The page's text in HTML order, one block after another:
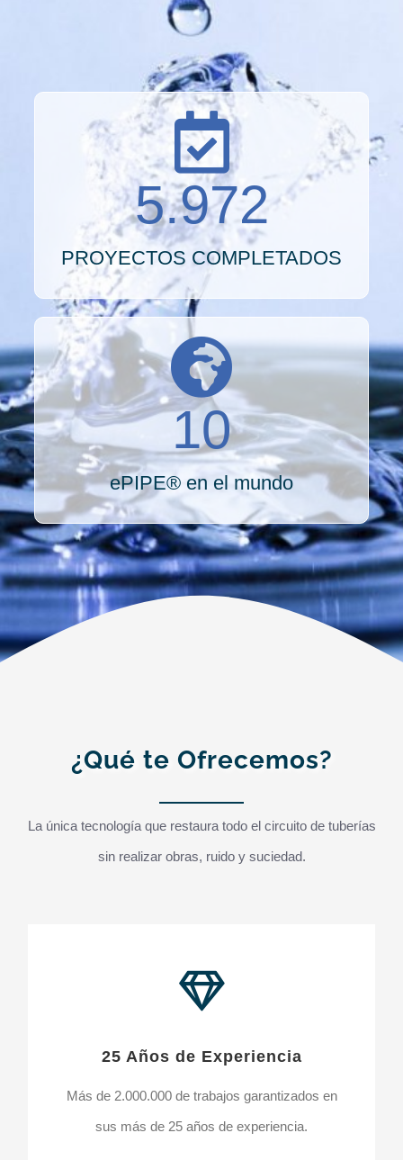
5.972
PROYECTOS COMPLETADOS
10
ePIPE® en el mundo
¿Qué te Ofrecemos?
La única tecnología que restaura todo el circuito de tuberías
sin realizar obras, ruido y suciedad.
25 Años de Experiencia
Más de 2.000.000 de trabajos garantizados en
sus más de 25 años de experiencia.